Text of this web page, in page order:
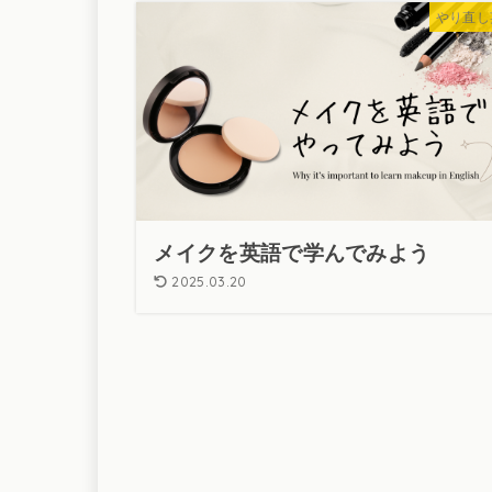
やり直
メイクを英語で学んでみよう
2025.03.20